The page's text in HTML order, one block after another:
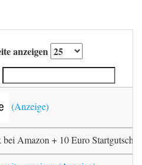
anzeigen
bei Amazon + 10 Euro